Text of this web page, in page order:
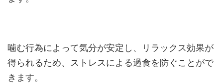
噛む行為によって気分が安定し、リラックス効果が
得られるため、ストレスによる過食を防ぐことがで
きます。